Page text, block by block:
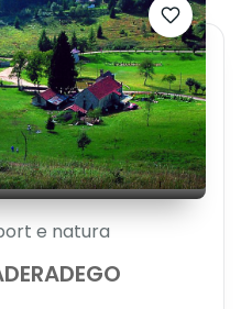
e natura